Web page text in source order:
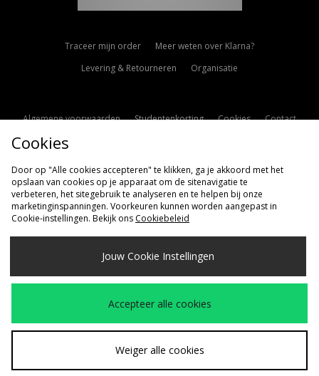
Traceer mijn order
Meer weten over Klarna?
Levering & Retourneren
Organisatie
Algemene voorwaarden Studentenkorting Cookies
Contact
Cookie Instellingen
Verzenden Naar
Nederland
Wij accepteren de volgende betaalmethoden
Bezoek onze bedrijfspaginawww.jdplc.com
Cookies
Door op "Alle cookies accepteren" te klikken, ga je akkoord met het
opslaan van cookies op je apparaat om de sitenavigatie te
verbeteren, het sitegebruik te analyseren en te helpen bij onze
marketinginspanningen. Voorkeuren kunnen worden aangepast in
Cookie-instellingen. Bekijk ons Cookiebeleid
Jouw Cookie Instellingen
Accepteer alle cookies
Weiger alle cookies